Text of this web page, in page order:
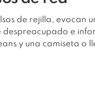
de rejilla, evocan
despreocupado e
y una camiseta o